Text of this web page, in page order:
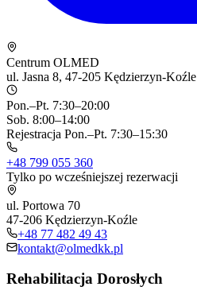
Centrum OLMED
ul. Jasna 8, 47-205 Kędzierzyn-Koźle
Pon.–Pt. 7:30–20:00
Sob. 8:00–14:00
Rejestracja Pon.–Pt. 7:30–15:30
+48 799 055 360
Tylko po wcześniejszej rezerwacji
ul. Portowa 70
47-206 Kędzierzyn-Koźle
+48 77 482 49 43
kontakt@olmedkk.pl
Rehabilitacja Dorosłych